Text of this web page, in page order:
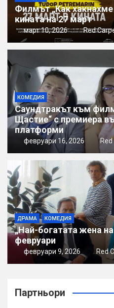
Филмът „Как
кината на 27 март
март 10, 2026 Red
КОМЕДИЯ
Саундтракът към
Щастие“ с премиера
платформи
февруари 16, 2026
ДРАМА КОМЕДИЯ
„Най-богатата жена
февруари
февруари 9, 2026 Red
Партньори